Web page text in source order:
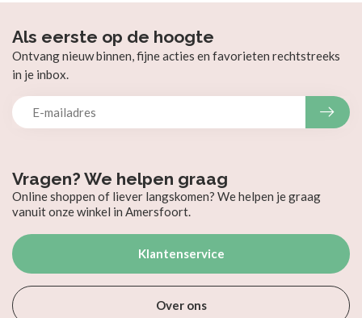
Vragen? We helpen graag
Online shoppen of liever langskomen? We helpen je graag
vanuit onze winkel in Amersfoort.
Klantenservice
Over ons
Als eerste op de hoogte
Ontvang nieuw binnen, fijne acties en favorieten rechtstreeks
in je inbox.